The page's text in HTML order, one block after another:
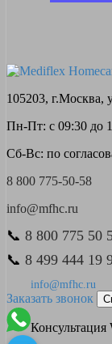
105203, г.Москва,
Пн-Пт: с 09:30 до
Сб-Вс: по
8 800 775-50-58
info@mfhc.ru
📞 8 800 775 50
📞 8 499 444 19
info@mfhc.ru
Заказать звонок
Консультация